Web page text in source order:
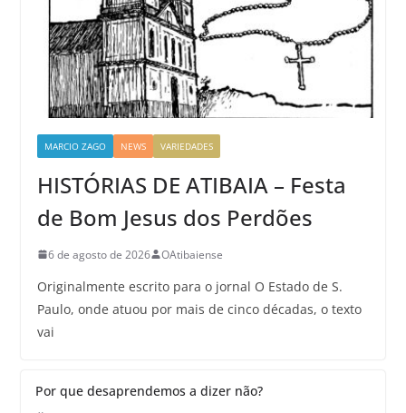
MARCIO ZAGO NEWS VARIEDADES
HISTÓRIAS DE ATIBAIA – Festa
de Bom Jesus dos Perdões
6 de agosto de 2026 OAtibaiense
Originalmente escrito para o jornal O Estado de S.
Paulo, onde atuou por mais de cinco décadas, o texto
vai
Por que desaprendemos a dizer não?